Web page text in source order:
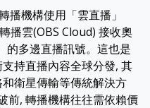
播機構使用「雲直播」
播雲(OBS Cloud) 接收奧
的多邊直播訊號。這也是
持直播內容全球分發, 其
衛星傳輸等傳統解決方
前, 轉播機構往往需依賴價